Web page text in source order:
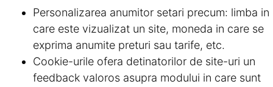
Personalizarea anumitor setari precum: limba in
care este vizualizat un site, moneda in care se
exprima anumite preturi sau tarife, etc.
Cookie-urile ofera detinatorilor de site-uri un
feedback valoros asupra modului in care sunt